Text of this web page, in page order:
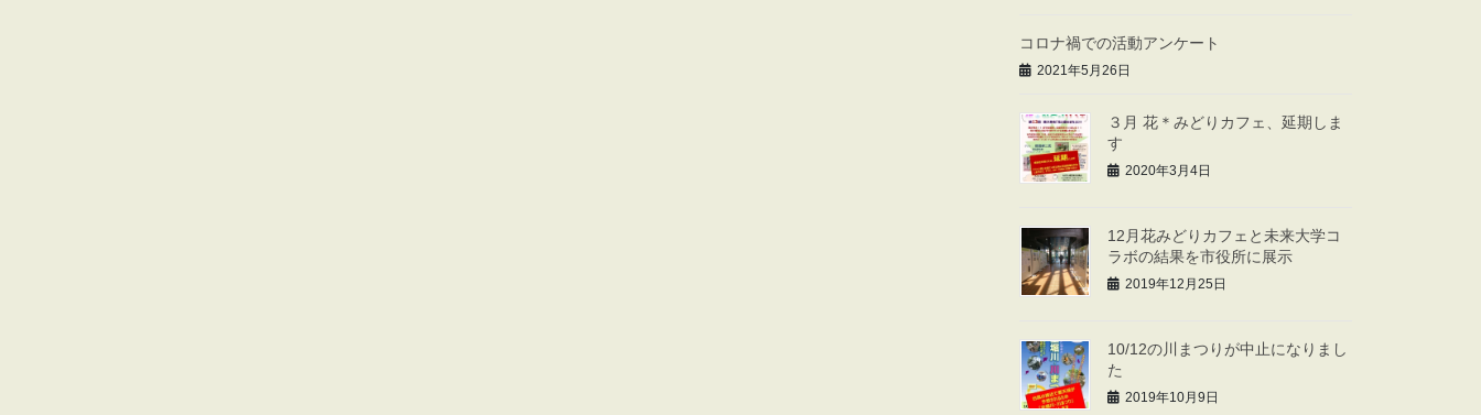
コロナ禍での活動アンケート
2021年5月26日
３月 花＊みどりカフェ、延期しま
す
2020年3月4日
12月花みどりカフェと未来大学コ
ラボの結果を市役所に展示
2019年12月25日
10/12の川まつりが中止になりまし
た
2019年10月9日